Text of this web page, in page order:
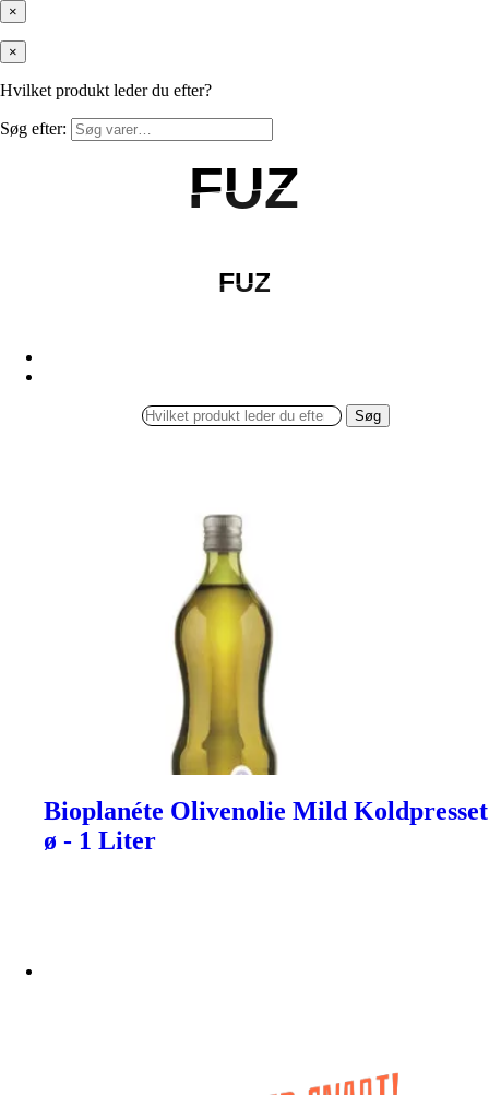
×
×
Hvilket produkt leder du efter?
Søg efter:
FUZ
FUZ
FUZ
FUZ
Søg
Bioplanéte Olivenolie Mild Koldpresset
ø - 1 Liter